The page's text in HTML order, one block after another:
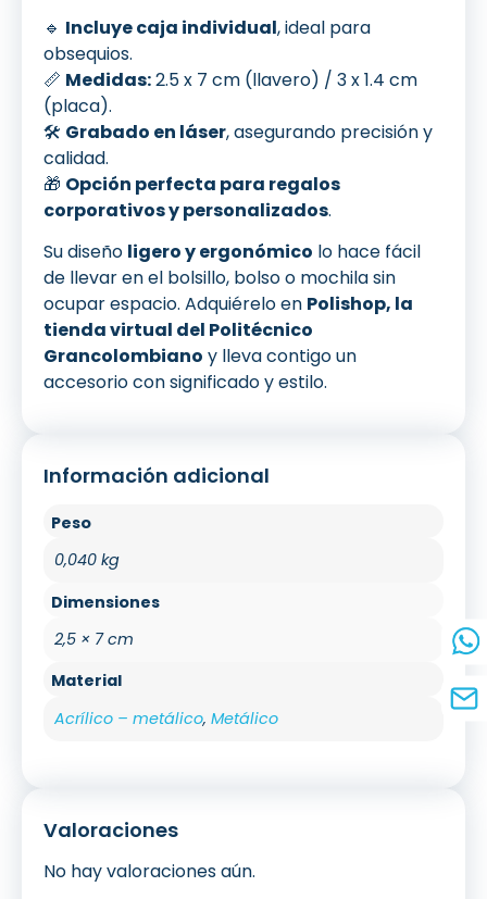
🔹 Incluye caja individual, ideal para
obsequios.
📏 Medidas:2.5 x 7 cm (llavero) / 3 x 1.4 cm
(placa).
🛠️ Grabado en láser, asegurando precisión y
calidad.
🎁 Opción perfecta para regalos
corporativos y personalizados.
Su diseño ligero y ergonómico lo hace fácil
de llevar en el bolsillo, bolso o mochila sin
ocupar espacio. Adquiérelo en Polishop, la
tienda virtual del Politécnico
Grancolombiano y lleva contigo un
accesorio con significado y estilo.
Información adicional
Peso
0,040 kg
Dimensiones
2,5 × 7 cm
Material
Acrílico – metálico, Metálico
Valoraciones
No hay valoraciones aún.